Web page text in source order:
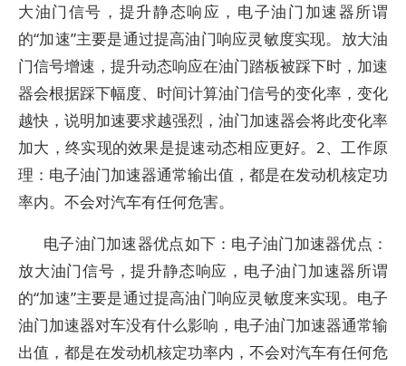
大油门信号，提升静态响应，电子油门加速器所谓
的“加速”主要是通过提高油门响应灵敏度实现。放大油
门信号增速，提升动态响应在油门踏板被踩下时，加速
器会根据踩下幅度、时间计算油门信号的变化率，变化
越快，说明加速要求越强烈，油门加速器会将此变化率
加大，终实现的效果是提速动态相应更好。2、工作原
理：电子油门加速器通常输出值，都是在发动机核定功
率内。不会对汽车有任何危害。
电子油门加速器优点如下：电子油门加速器优点：
放大油门信号，提升静态响应，电子油门加速器所谓
的“加速”主要是通过提高油门响应灵敏度来实现。电子
油门加速器对车没有什么影响，电子油门加速器通常输
出值，都是在发动机核定功率内，不会对汽车有任何危